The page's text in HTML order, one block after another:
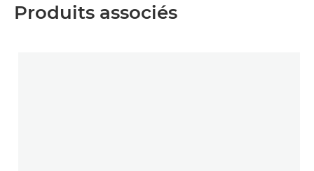
Produits associés